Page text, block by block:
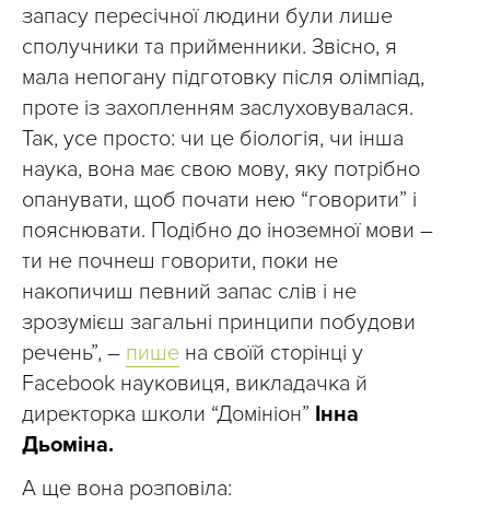
запасу пересічної людини були лише
сполучники та прийменники. Звісно, я
мала непогану підготовку після олімпіад,
проте із захопленням заслуховувалася.
Так, усе просто: чи це біологія, чи інша
наука, вона має свою мову, яку потрібно
опанувати, щоб почати нею “говорити” і
пояснювати. Подібно до іноземної мови –
ти не почнеш говорити, поки не
накопичиш певний запас слів і не
зрозумієш загальні принципи побудови
речень”, – пише на своїй сторінці у
Facebook науковиця, викладачка й
директорка школи “Домініон” Інна
Дьоміна.
А ще вона розповіла: